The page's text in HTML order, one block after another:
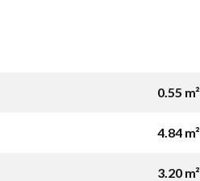
0.55 m²
4.84 m²
3.20 m²